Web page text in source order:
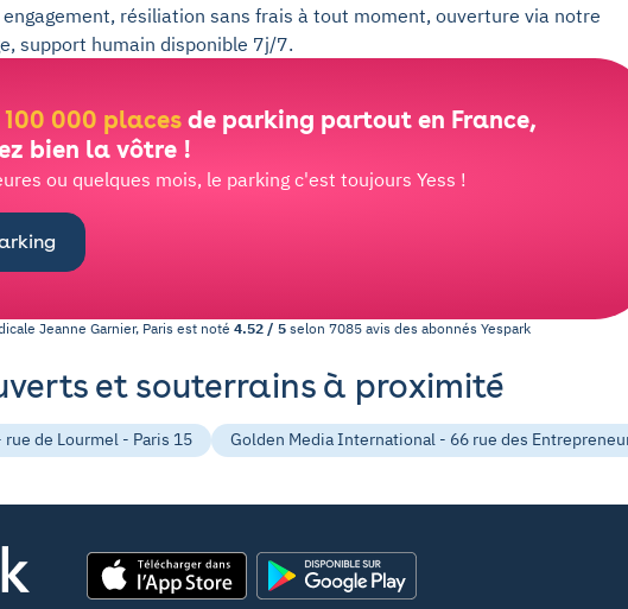
résiliation sans frais à tout moment, ouverture via notre
support humain disponible 7j/7.
100 000 places de parking partout en France,
bien la vôtre !
ou quelques mois, le parking c'est toujours Yess !
Jeanne Garnier, Paris est noté 4.52 / 5 selon 7085 avis des abonnés Yespark
et souterrains à proximité
de Lourmel - Paris 15 Golden Media International - 66 rue des